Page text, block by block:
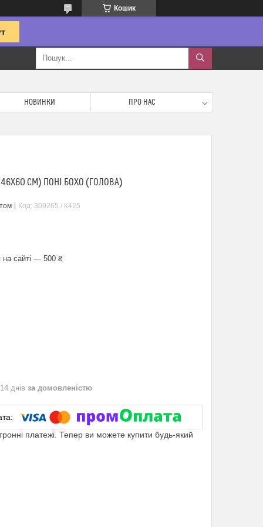
Кошик
НОВИНКИ ПРО НАС
СМ) ПОНІ БОХО (ГОЛОВА)
Код: 309265 / К425
на сайті — 500 ₴
днів за домовленістю
платежі. Тепер ви можете купити будь-який